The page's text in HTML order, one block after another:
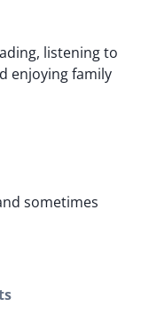
listening to
enjoying family
sometimes